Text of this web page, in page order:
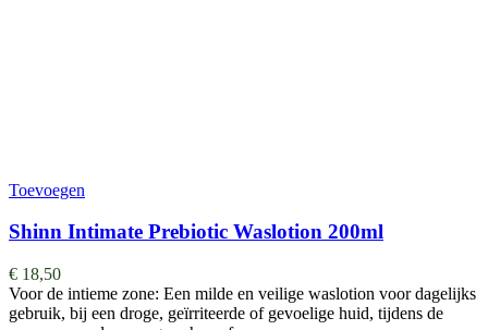
Toevoegen
Shinn Intimate Prebiotic Waslotion 200ml
€ 18,50
Voor de intieme zone: Een milde en veilige waslotion voor dagelijks
gebruik, bij een droge, geïrriteerde of gevoelige huid, tijdens de